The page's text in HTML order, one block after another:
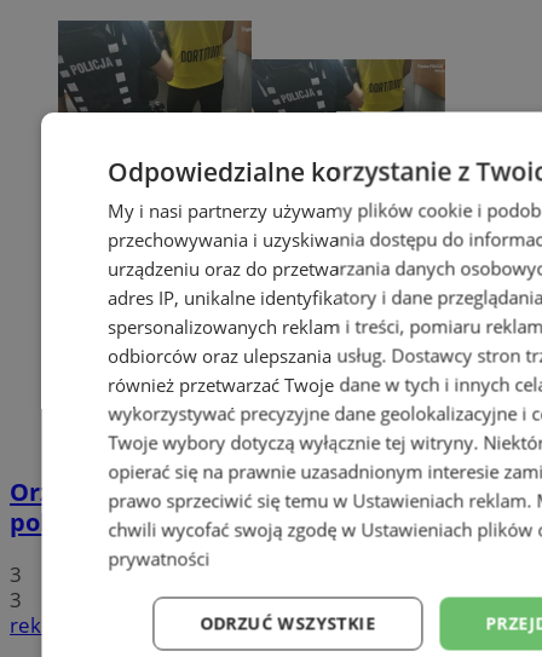
Orzesze: Podczas interwencji zaatakował
policjantów i wybił szybę radiowozu!
3
3
reklama
Odpowiedzialne korzystanie z
My i nasi partnerzy używamy plików cookie i
przechowywania i uzyskiwania dostępu do
urządzeniu oraz do przetwarzania danych
adres IP, unikalne identyfikatory i dane
spersonalizowanych reklam i treści, pomiaru
odbiorców oraz ulepszania usług. Dostawcy stron
również przetwarzać Twoje dane w tych i innych
wykorzystywać precyzyjne dane geolokalizacyjne i
Twoje wybory dotyczą wyłącznie tej witryny.
opierać się na prawnie uzasadnionym interesie
prawo sprzeciwić się temu w Ustawieniach reklam.
chwili wycofać swoją zgodę w Ustawieniach plików
prywatności
ODRZUĆ WSZYSTKIE